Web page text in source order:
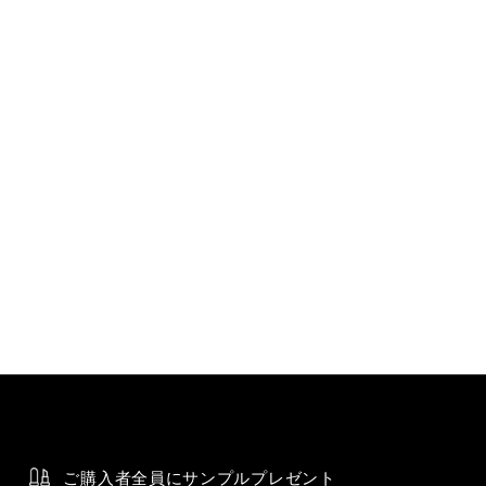
ご購入者全員にサンプルプレゼント